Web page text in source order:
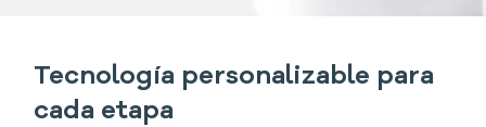
Tecnología personalizable para
cada etapa